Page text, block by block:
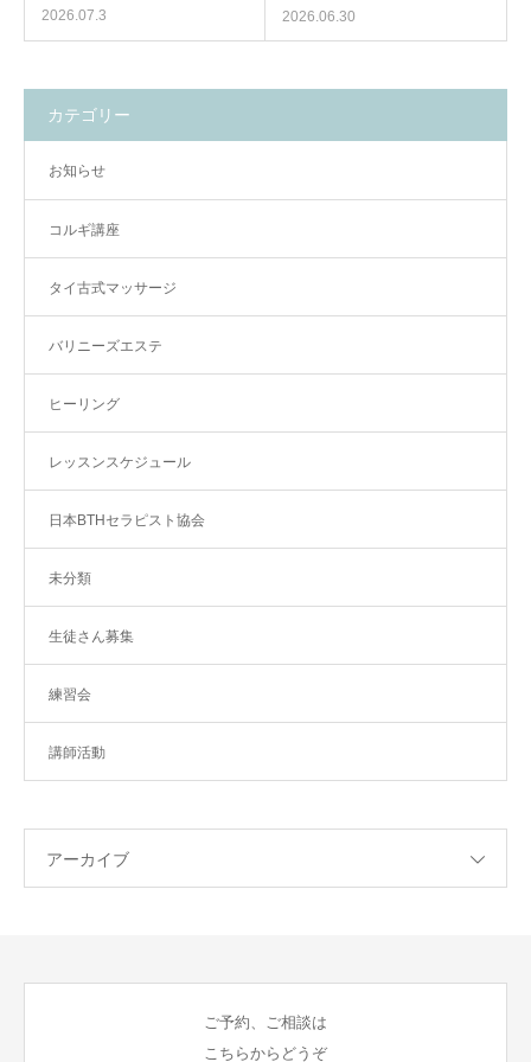
2026.07.3 2026.06.30
カテゴリー
お知らせ
コルギ講座
タイ古式マッサージ
バリニーズエステ
ヒーリング
レッスンスケジュール
日本BTHセラピスト協会
未分類
生徒さん募集
練習会
講師活動
アーカイブ
ご予約、ご相談は
こちらからどうぞ